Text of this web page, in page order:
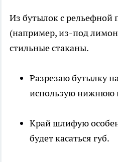
Из бутылок с рельефной
(например, из-под
стильные стаканы.
Разрезаю бутылку
использую нижнюю
Край шлифую
будет касаться губ.